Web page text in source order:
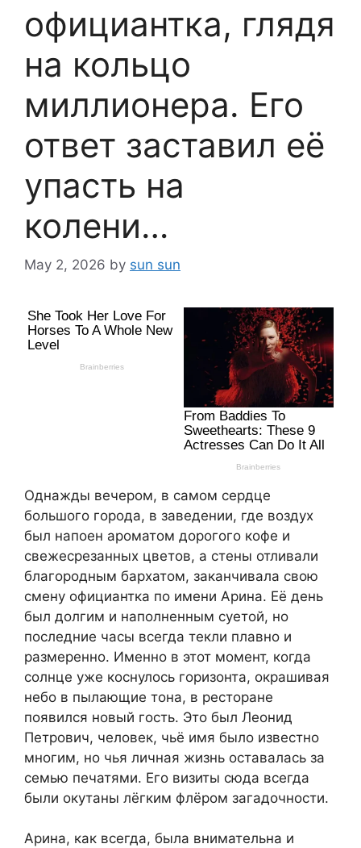
официантка, глядя
на кольцо
миллионера. Его
ответ заставил её
упасть на
колени…
May 2, 2026 by sun sun
Однажды вечером, в самом сердце
большого города, в заведении, где воздух
был напоен ароматом дорогого кофе и
свежесрезанных цветов, а стены отливали
благородным бархатом, заканчивала свою
смену официантка по имени Арина. Её день
был долгим и наполненным суетой, но
последние часы всегда текли плавно и
размеренно. Именно в этот момент, когда
солнце уже коснулось горизонта, окрашивая
небо в пылающие тона, в ресторане
появился новый гость. Это был Леонид
Петрович, человек, чьё имя было известно
многим, но чья личная жизнь оставалась за
семью печатями. Его визиты сюда всегда
были окутаны лёгким флёром загадочности.
Арина, как всегда, была внимательна и